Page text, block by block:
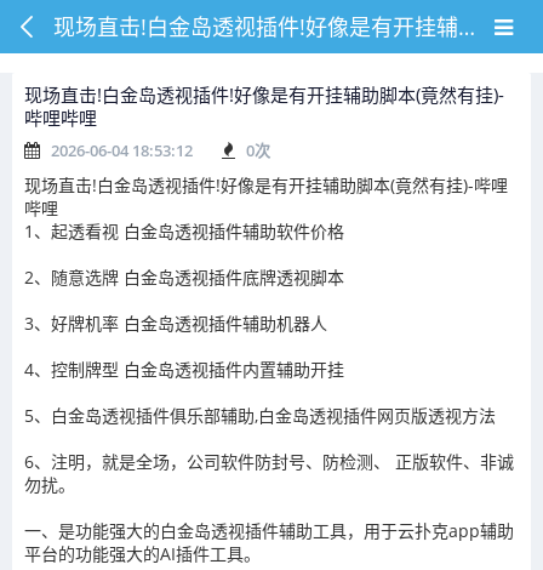
现场直击!白金岛透视插件!好像是有开挂辅助脚本(竟然有挂)-哔哩哔哩
现场直击!白金岛透视插件!好像是有开挂辅助脚本(竟然有挂)-
哔哩哔哩
2026-06-04 18:53:12 0次
现场直击!白金岛透视插件!好像是有开挂辅助脚本(竟然有挂)-哔哩
哔哩
1、起透看视 白金岛透视插件辅助软件价格
2、随意选牌 白金岛透视插件底牌透视脚本
3、好牌机率 白金岛透视插件辅助机器人
4、控制牌型 白金岛透视插件内置辅助开挂
5、白金岛透视插件俱乐部辅助,白金岛透视插件网页版透视方法
6、注明，就是全场，公司软件防封号、防检测、 正版软件、非诚
勿扰。
一、是功能强大的白金岛透视插件辅助工具，用于云扑克app辅助
平台的功能强大的AI插件工具。